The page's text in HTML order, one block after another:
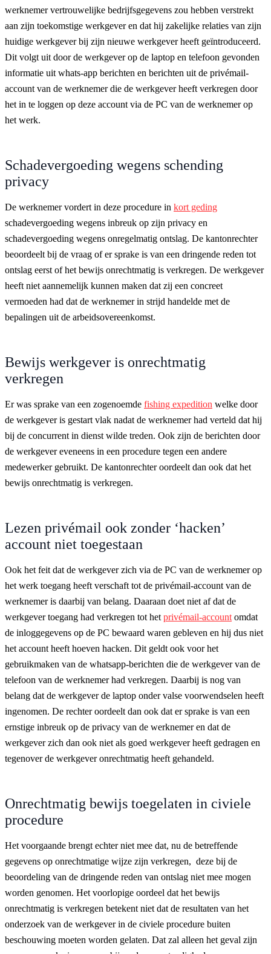
werknemer vertrouwelijke bedrijfsgegevens zou hebben verstrekt
aan zijn toekomstige werkgever en dat hij zakelijke relaties van zijn
huidige werkgever bij zijn nieuwe werkgever heeft geïntroduceerd.
Dit volgt uit door de werkgever op de laptop en telefoon gevonden
informatie uit whats-app berichten en berichten uit de privémail-
account van de werknemer die de werkgever heeft verkregen door
het in te loggen op deze account via de PC van de werknemer op
het werk.
Schadevergoeding wegens schending
privacy
De werknemer vordert in deze procedure in kort geding
schadevergoeding wegens inbreuk op zijn privacy en
schadevergoeding wegens onregelmatig ontslag. De kantonrechter
beoordeelt bij de vraag of er sprake is van een dringende reden tot
ontslag eerst of het bewijs onrechtmatig is verkregen. De werkgever
heeft niet aannemelijk kunnen maken dat zij een concreet
vermoeden had dat de werknemer in strijd handelde met de
bepalingen uit de arbeidsovereenkomst.
Bewijs werkgever is onrechtmatig
verkregen
Er was sprake van een zogenoemde fishing expedition welke door
de werkgever is gestart vlak nadat de werknemer had verteld dat hij
bij de concurrent in dienst wilde treden. Ook zijn de berichten door
de werkgever eveneens in een procedure tegen een andere
medewerker gebruikt. De kantonrechter oordeelt dan ook dat het
bewijs onrechtmatig is verkregen.
Lezen privémail ook zonder ‘hacken’
account niet toegestaan
Ook het feit dat de werkgever zich via de PC van de werknemer op
het werk toegang heeft verschaft tot de privémail-account van de
werknemer is daarbij van belang. Daaraan doet niet af dat de
werkgever toegang had verkregen tot het privémail-account omdat
de inloggegevens op de PC bewaard waren gebleven en hij dus niet
het account heeft hoeven hacken. Dit geldt ook voor het
gebruikmaken van de whatsapp-berichten die de werkgever van de
telefoon van de werknemer had verkregen. Daarbij is nog van
belang dat de werkgever de laptop onder valse voorwendselen heeft
ingenomen. De rechter oordeelt dan ook dat er sprake is van een
ernstige inbreuk op de privacy van de werknemer en dat de
werkgever zich dan ook niet als goed werkgever heeft gedragen en
tegenover de werkgever onrechtmatig heeft gehandeld.
Onrechtmatig bewijs toegelaten in civiele
procedure
Het voorgaande brengt echter niet mee dat, nu de betreffende
gegevens op onrechtmatige wijze zijn verkregen, deze bij de
beoordeling van de dringende reden van ontslag niet mee mogen
worden genomen. Het voorlopige oordeel dat het bewijs
onrechtmatig is verkregen betekent niet dat de resultaten van het
onderzoek van de werkgever in de civiele procedure buiten
beschouwing moeten worden gelaten. Dat zal alleen het geval zijn